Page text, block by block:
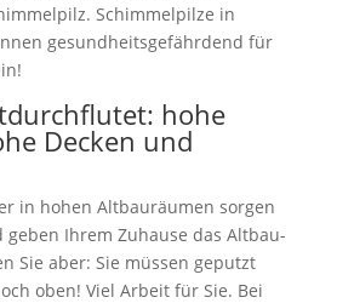
Schimmelpilze in
gesundheitsgefährdend für
hohe
Decken und
in hohen Altbauräumen sorgen
Ihrem Zuhause das Altbau-
Sie aber: Sie müssen geputzt
oben! Viel Arbeit für Sie. Bei